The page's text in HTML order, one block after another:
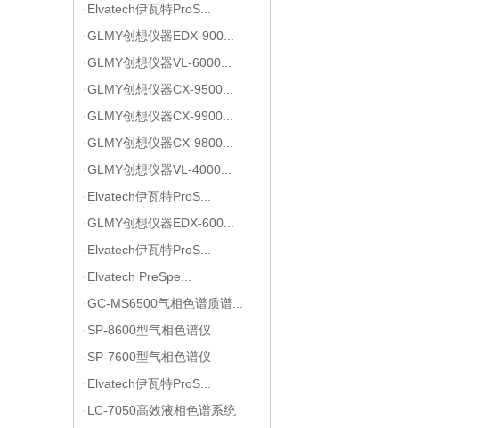
·Elvatech伊瓦特ProS...
·GLMY创想仪器EDX-900...
·GLMY创想仪器VL-6000...
·GLMY创想仪器CX-9500...
·GLMY创想仪器CX-9900...
·GLMY创想仪器CX-9800...
·GLMY创想仪器VL-4000...
·Elvatech伊瓦特ProS...
·GLMY创想仪器EDX-600...
·Elvatech伊瓦特ProS...
·Elvatech PreSpe...
·GC-MS6500气相色谱质谱...
·SP-8600型气相色谱仪
·SP-7600型气相色谱仪
·Elvatech伊瓦特ProS...
·LC-7050高效液相色谱系统